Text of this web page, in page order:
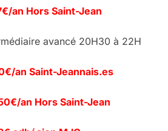
Hors Saint-Jean
avancé 20H30 à 22H
an Saint-Jeannais.es
an Hors Saint-Jean